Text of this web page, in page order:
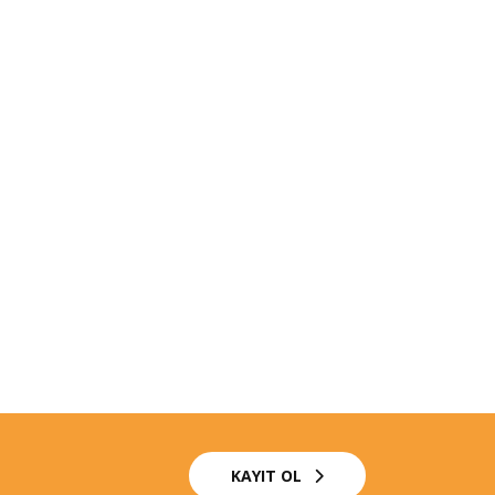
KAYIT OL